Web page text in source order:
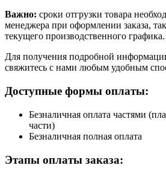
Важно: сроки отгрузки товара
менеджера при оформлении заказа,
текущего производственного графика.
Для получения подробной
свяжитесь с нами любым удобным
Доступные формы оплаты:
Безналичная оплата частями
части)
Безналичная полная оплата
Этапы оплаты заказа: